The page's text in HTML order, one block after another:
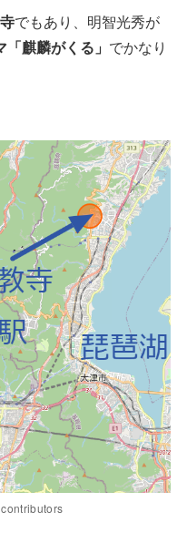
でもあり、明智光秀が
麒麟がくる」 でかなり
contributors